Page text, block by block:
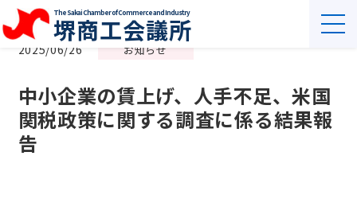
The Sakai Chamber of Commerce and Industry
堺商工会議所
2025/06/26 お知らせ
中小企業の賃上げ、人手不足、米国
関税政策に関する調査に係る結果報
告